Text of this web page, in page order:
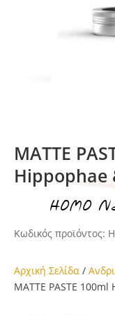
MATTE
Hippophae
HOMO
Κωδικός προϊόντος:
Αρχική Σελίδα /
MATTE PASTE